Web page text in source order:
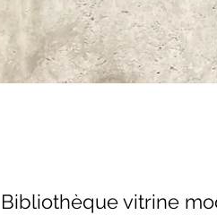
Bibliothèque vitrine